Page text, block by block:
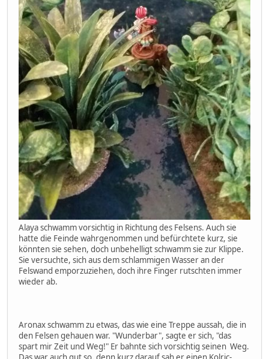
Alaya schwamm vorsichtig in Richtung des Felsens. Auch sie
hatte die Feinde wahrgenommen und befürchtete kurz, sie
könnten sie sehen, doch unbehelligt schwamm sie zur Klippe.
Sie versuchte, sich aus dem schlammigen Wasser an der
Felswand emporzuziehen, doch ihre Finger rutschten immer
wieder ab.
Aronax schwamm zu etwas, das wie eine Treppe aussah, die in
den Felsen gehauen war. "Wunderbar", sagte er sich, "das
spart mir Zeit und Weg!" Er bahnte sich vorsichtig seinen Weg.